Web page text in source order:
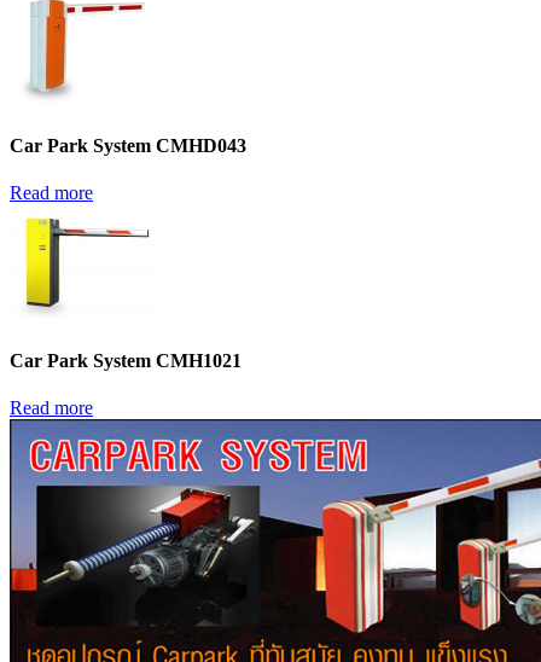
Car Park System CMHD043
Read more
Car Park System CMH1021
Read more